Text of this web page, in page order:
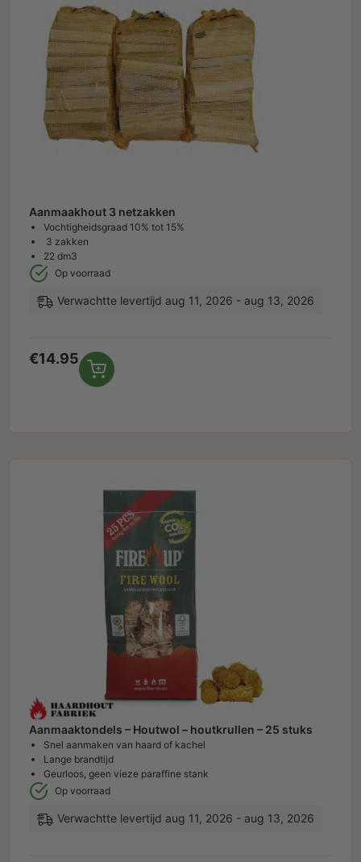
Aanmaakhout 3 netzakken
Vochtigheidsgraad 10% tot 15%
3 zakken
22 dm3
Op voorraad
Verwachtte levertijd aug 11, 2026 - aug 13, 2026
€14.95
Aanmaaktondels – Houtwol – houtkrullen – 25 stuks
Snel aanmaken van haard of kachel
Lange brandtijd
Geurloos, geen vieze paraffine stank
Op voorraad
Verwachtte levertijd aug 11, 2026 - aug 13, 2026